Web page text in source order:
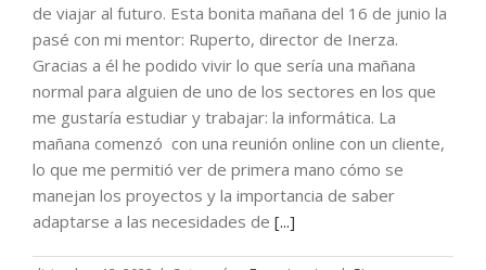
de viajar al futuro. Esta bonita mañana del 16 de junio la
pasé con mi mentor: Ruperto, director de Inerza.
Gracias a él he podido vivir lo que sería una mañana
normal para alguien de uno de los sectores en los que
me gustaría estudiar y trabajar: la informática. La
mañana comenzó con una reunión online con un cliente,
lo que me permitió ver de primera mano cómo se
manejan los proyectos y la importancia de saber
adaptarse a las necesidades de [...]